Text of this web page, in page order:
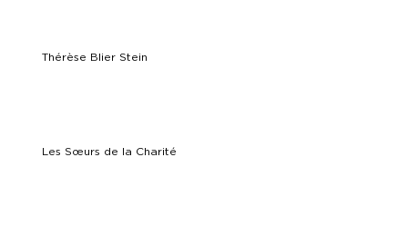
Thérèse Blier Stein
Les Sœurs de la Charité